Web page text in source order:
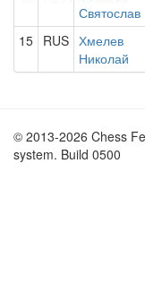
Святослав
15 RUS Хмелев
Николай
© 2013-2026 Chess
system. Build 0500